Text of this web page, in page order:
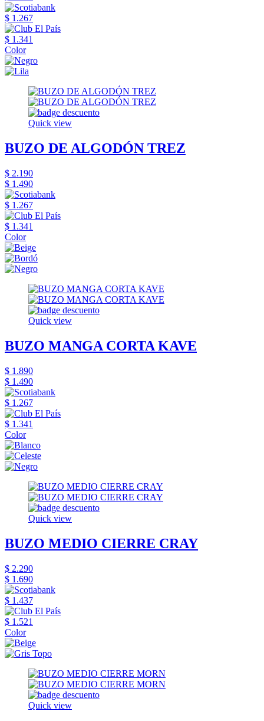
$ 1.267
$ 1.341
Color
Quick view
BUZO DE ALGODÓN TREZ
$ 2.190
$ 1.490
$ 1.267
$ 1.341
Color
Quick view
BUZO MANGA CORTA KAVE
$ 1.890
$ 1.490
$ 1.267
$ 1.341
Color
Quick view
BUZO MEDIO CIERRE CRAY
$ 2.290
$ 1.690
$ 1.437
$ 1.521
Color
Quick view